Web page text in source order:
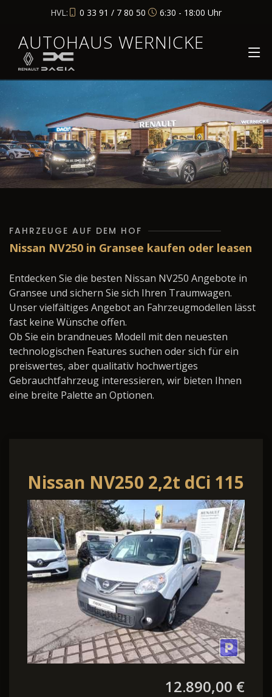
HVL: 0 33 91 / 7 80 50 6:30 - 18:00 Uhr
AUTOHAUS WERNICKE
FAHRZEUGE AUF DEM HOF
Nissan NV250 in Gransee kaufen oder leasen
Entdecken Sie die besten Nissan NV250 Angebote in
Gransee und sichern Sie sich Ihren Traumwagen.
Unser vielfältiges Angebot an Fahrzeugmodellen lässt
fast keine Wünsche offen.
Ob Sie ein brandneues Modell mit den neuesten
technologischen Features suchen oder sich für ein
preiswertes, aber qualitativ hochwertiges
Gebrauchtfahrzeug interessieren, wir bieten Ihnen
eine breite Palette an Optionen.
Nissan NV250 2,2t dCi 115
DPF L2H1 Comfort
12.890,00 €